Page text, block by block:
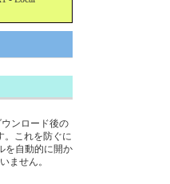
ンロード後の
。これを防ぐに
を自動的に開か
ません。